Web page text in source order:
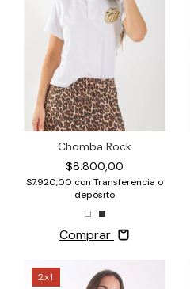
Chomba Rock
$8.800,00
$7.920,00 con Transferencia o
depósito
Comprar
2x1